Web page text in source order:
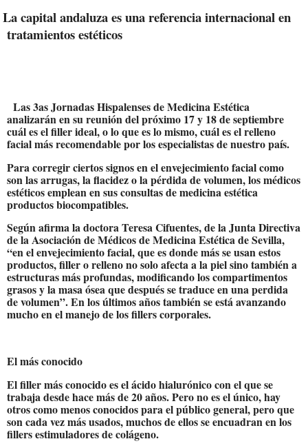
La capital andaluza es una referencia internacional en
tratamientos estéticos
Las 3as Jornadas Hispalenses de Medicina Estética
analizarán en su reunión del próximo 17 y 18 de septiembre
cuál es el filler ideal, o lo que es lo mismo, cuál es el relleno
facial más recomendable por los especialistas de nuestro país.
Para corregir ciertos signos en el envejecimiento facial como
son las arrugas, la flacidez o la pérdida de volumen, los médicos
estéticos emplean en sus consultas de medicina estética
productos biocompatibles.
Según afirma la doctora Teresa Cifuentes, de la Junta Directiva
de la Asociación de Médicos de Medicina Estética de Sevilla,
“en el envejecimiento facial, que es donde más se usan estos
productos, filler o relleno no solo afecta a la piel sino también a
estructuras más profundas, modificando los compartimentos
grasos y la masa ósea que después se traduce en una perdida
de volumen”. En los últimos años también se está avanzando
mucho en el manejo de los fillers corporales.
El más conocido
El filler más conocido es el ácido hialurónico con el que se
trabaja desde hace más de 20 años. Pero no es el único, hay
otros como menos conocidos para el público general, pero que
son cada vez más usados, muchos de ellos se encuadran en los
fillers estimuladores de colágeno.